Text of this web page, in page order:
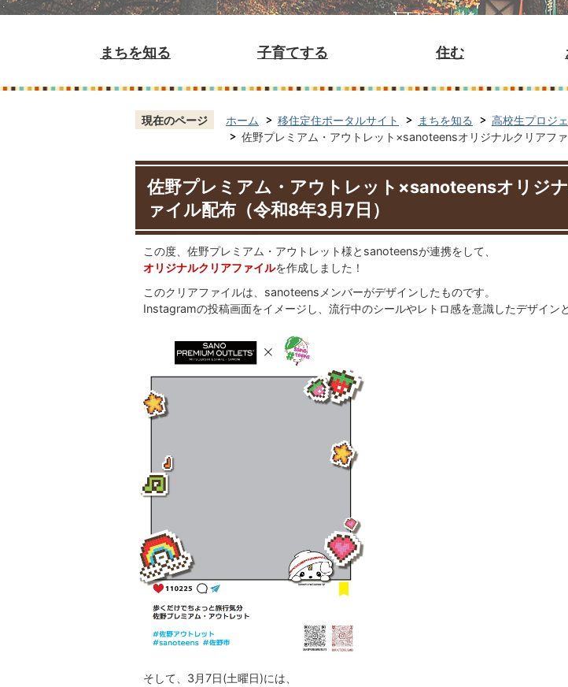
まちを知る 子育てする 住む
現在のページ ホーム 移住定住ポータルサイト まちを知る 高校生プロジ
佐野プレミアム・アウトレット×sanoteensオリジナルクリアフ
佐野プレミアム・アウトレット×sanoteensオリジ
ァイル配布（令和8年3月7日）
この度、佐野プレミアム・アウトレット様とsanoteensが連携をして、
オリジナルクリアファイルを作成しました！
このクリアファイルは、sanoteensメンバーがデザインしたものです。
Instagramの投稿画面をイメージし、流行中のシールやレトロ感を意識したデザイン
そして、3月7日(土曜日)には、